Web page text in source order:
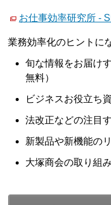
お仕事効率研究所 -
業務効率化のヒントに
旬な情報をお届け
無料）
ビジネスお役立ち
法改正などの注目
新製品や新機能の
大塚商会の取り組